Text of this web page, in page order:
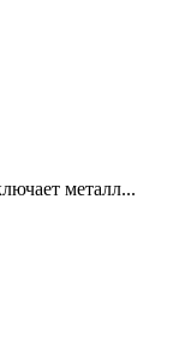
металл...